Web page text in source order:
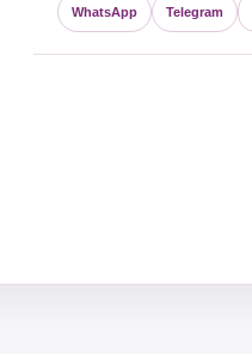
Telegram
WhatsApp